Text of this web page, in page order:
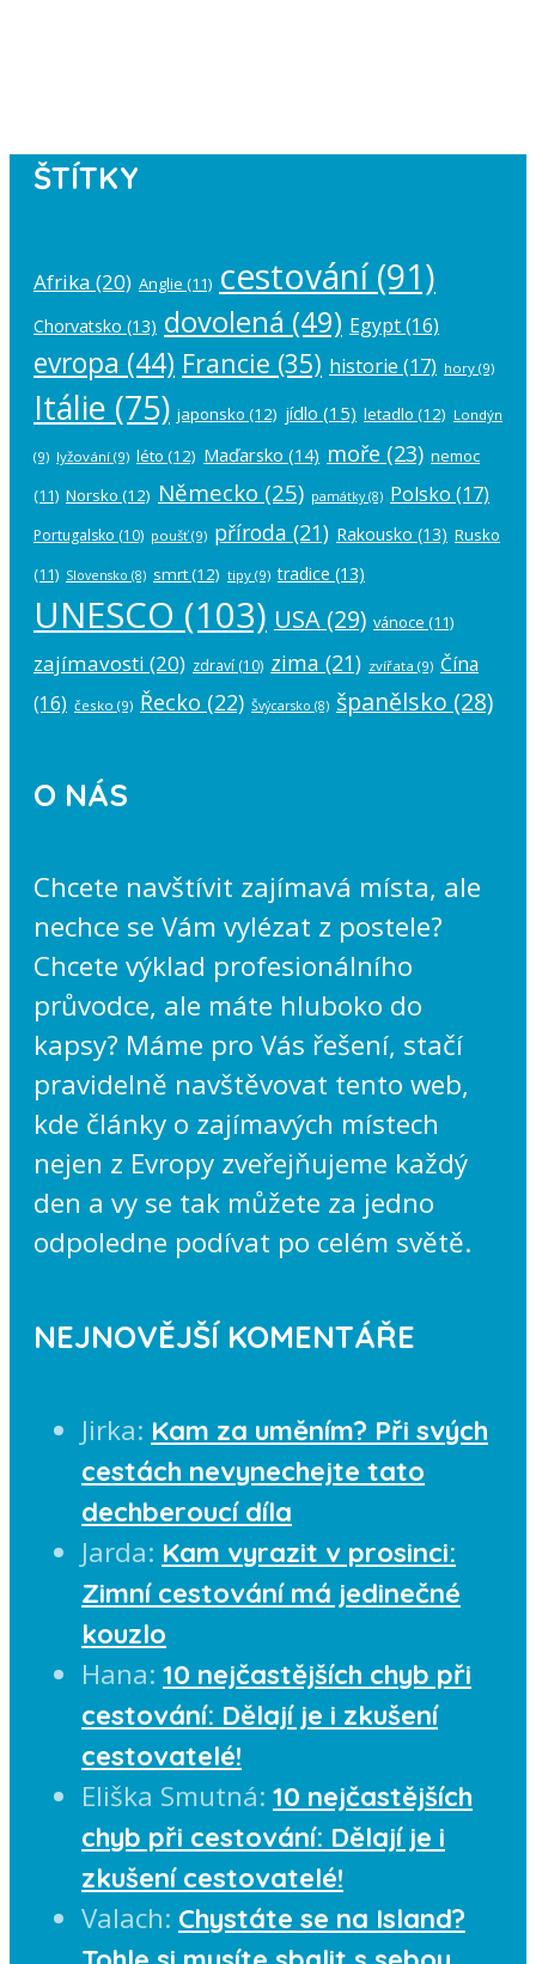
ŠTÍTKY
Afrika (20) Anglie (11) cestování(91)
Chorvatsko (13) dovolená (49) Egypt(16)
evropa (44) Francie (35) historie (17) hory (9)
Itálie (75) japonsko (12) jídlo (15) letadlo (12) Londýn
(9) lyžování (9) léto (12) Maďarsko (14) moře (23) nemoc
(11) Norsko (12) Německo (25) památky(8) Polsko (17)
Portugalsko (10) poušť(9) příroda (21) Rakousko (13) Rusko
(11) Slovensko (8) smrt(12) tipy (9) tradice (13)
UNESCO (103) USA (29) vánoce (11)
zajímavosti (20) zdraví (10) zima (21) zvířata (9) Čína
(16) česko (9) Řecko (22) Švýcarsko (8) španělsko (28)
O NÁS
Chcete navštívit zajímavá místa, ale
nechce se Vám vylézat z postele?
Chcete výklad profesionálního
průvodce, ale máte hluboko do
kapsy? Máme pro Vás řešení, stačí
pravidelně navštěvovat tento web,
kde články o zajímavých místech
nejen z Evropy zveřejňujeme každý
den a vy se tak můžete za jedno
odpoledne podívat po celém světě.
NEJNOVĚJŠÍ KOMENTÁŘE
Jirka: Kam za uměním? Při svých
cestách nevynechejte tato
dechberoucí díla
Jarda: Kam vyrazit v prosinci:
Zimní cestování má jedinečné
kouzlo
Hana: 10 nejčastějších chyb při
cestování: Dělají je i zkušení
cestovatelé!
Eliška Smutná: 10 nejčastějších
chyb při cestování: Dělají je i
zkušení cestovatelé!
Valach: Chystáte se na Island?